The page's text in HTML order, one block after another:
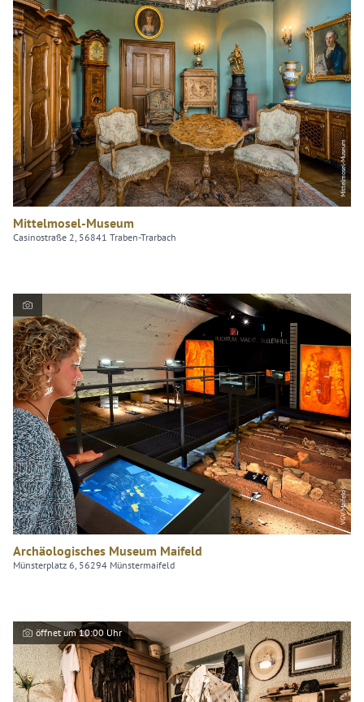
Mittelmosel-Museum
Mittelmosel-Museum
Casinostraße 2, 56841 Traben-Trarbach
VGV Maifeld
Archäologisches Museum Maifeld
Münsterplatz 6, 56294 Münstermaifeld
öffnet um 10:00 Uhr